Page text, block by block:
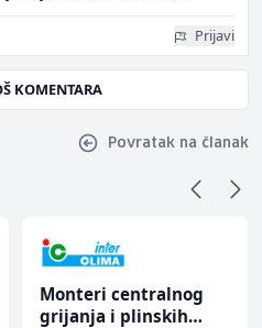
Prijavi
KOMENTARA
Povratak na članak
Monteri centralnog
grijanja i plinskih